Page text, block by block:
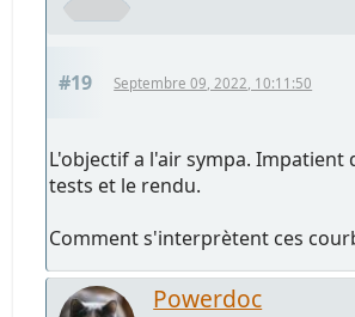
#19 Septembre 09, 2022, 10:11:50
L'objectif a l'air sympa. Impatient
tests et le rendu.
Comment s'interprètent ces
Powerdoc